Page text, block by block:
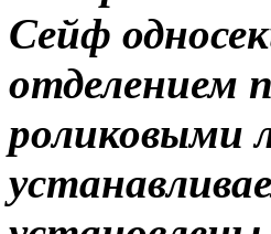
Сейф
отделением
роликовыми